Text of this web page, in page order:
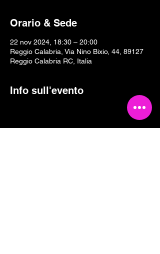
Orario & Sede
22 nov 2024, 18:30 – 20:00
Reggio Calabria, Via Nino Bixio, 44, 89127
Reggio Calabria RC, Italia
Info sull'evento